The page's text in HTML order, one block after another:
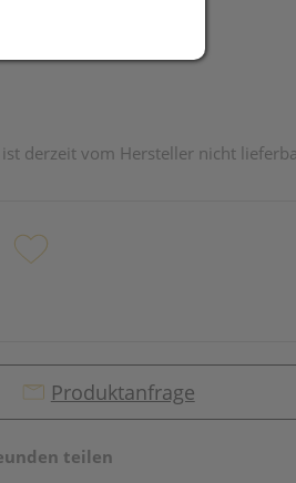
ist derzeit vom Hersteller nicht
Produktanfrage
teilen